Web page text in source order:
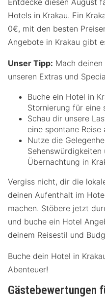
Entdecke diesen August
Hotels in Krakau. Ein
0€, mit den besten
Angebote in Krakau gibt
Unser Tipp: Mach
unseren Extras und
Buche ein Hotel in
Stornierung für eine
Schau dir unsere
eine spontane Reise
Nutze die
Übernachtung in
Vergiss nicht, dir die
deinen Aufenthalt im
machen. Stöbere jetzt
und buche ein Hotel
deinem Reisestil und
Buche dein Hotel in
Abenteuer!
Gästebewertungen